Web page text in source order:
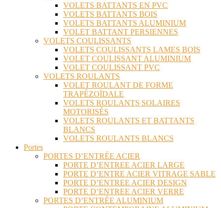
VOLETS BATTANTS EN PVC
VOLETS BATTANTS BOIS
VOLETS BATTANTS ALUMINIUM
VOLET BATTANT PERSIENNES
VOLETS COULISSANTS
VOLETS COULISSANTS LAMES BOIS
VOLET COULISSANT ALUMINIUM
VOLET COULISSANT PVC
VOLETS ROULANTS
VOLET ROULANT DE FORME
TRAPÉZOÏDALE
VOLETS ROULANTS SOLAIRES
MOTORISÉS
VOLETS ROULANTS ET BATTANTS
BLANCS
VOLETS ROULANTS BLANCS
Portes
PORTES D’ENTRÉE ACIER
PORTE D’ENTREE ACIER LARGE
PORTE D’ENTRE ACIER VITRAGE SABLE
PORTE D’ENTREE ACIER DESIGN
PORTE D’ENTREE ACIER VERRE
PORTES D’ENTRÉE ALUMINIUM